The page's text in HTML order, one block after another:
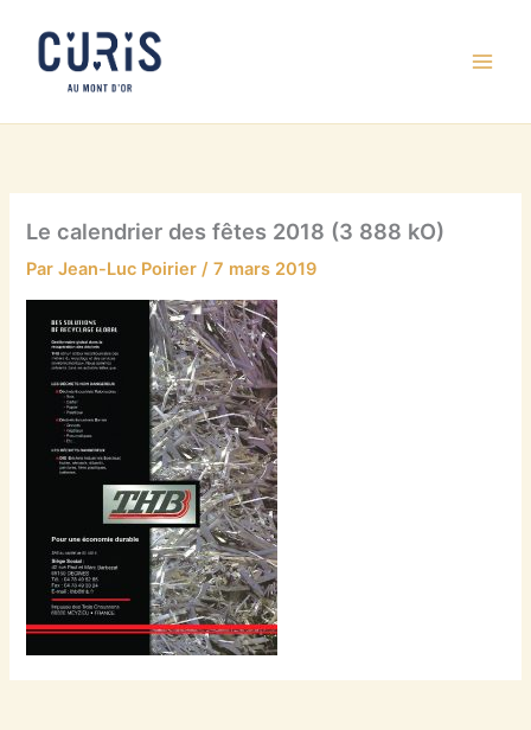
contenu
Le calendrier des fêtes 2018 (3 888 kO)
ParJean-Luc Poirier/7 mars 2019